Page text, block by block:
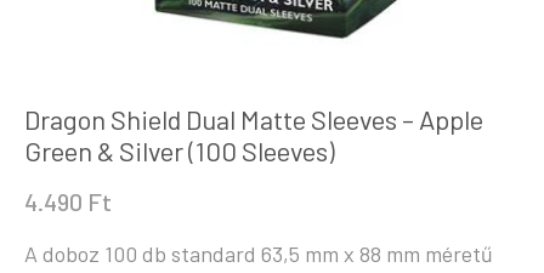
Dragon Shield Dual Matte Sleeves – Apple
Green & Silver (100 Sleeves)
4.490 Ft
A doboz 100 db standard 63,5 mm x 88 mm méretű